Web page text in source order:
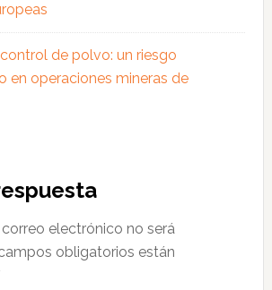
de polvo: un riesgo
en operaciones mineras de
electrónico no será
obligatorios están